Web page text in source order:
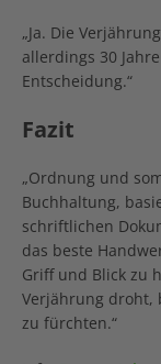
„Ja. Die
allerdings 30
Entscheidung.“
Fazit
„Ordnung und
Buchhaltung,
schriftlichen
das beste
Griff und Blick zu
Verjährung droht,
zu fürchten.“